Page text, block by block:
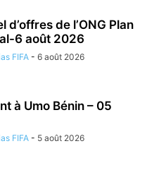
d’offres de l’ONG Plan
6 août 2026
FIFA - 6 août 2026
à Umo Bénin – 05
FIFA - 5 août 2026